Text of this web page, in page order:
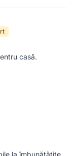
casă.
la îmbunătățite